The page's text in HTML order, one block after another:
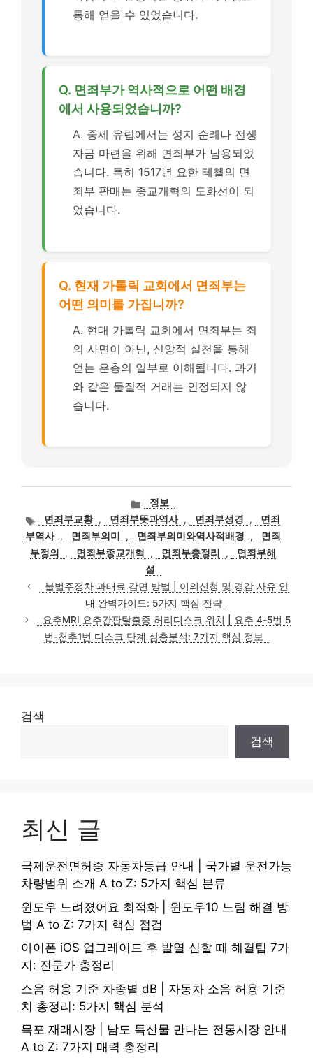
통해 얻을 수 있었습니다.
Q. 면죄부가 역사적으로 어떤 배경
에서 사용되었습니까?
A. 중세 유럽에서는 성지 순례나 전쟁
자금 마련을 위해 면죄부가 남용되었
습니다. 특히 1517년 요한 테첼의 면
죄부 판매는 종교개혁의 도화선이 되
었습니다.
Q. 현재 가톨릭 교회에서 면죄부는
어떤 의미를 가집니까?
A. 현대 가톨릭 교회에서 면죄부는 죄
의 사면이 아닌, 신앙적 실천을 통해
얻는 은총의 일부로 이해됩니다. 과거
와 같은 물질적 거래는 인정되지 않
습니다.
카
테
고
리
정보
태
그
면죄부교황 , 면죄부뜻과역사 , 면죄부성경 ,
면죄
부역사 , 면죄부의미 , 면죄부의미와역사적배경 ,
면죄
부정의
, 면죄부종교개혁 , 면죄부총정리 ,
면죄부해
설
불법주정차 과태료 감면 방법 | 이의신청 및 경감 사유 안
내 완벽가이드: 5가지 핵심 전략
요추MRI 요추간판탈출증 허리디스크 위치 | 요추 4-5번 5
번-천추1번 디스크 단계 심층분석: 7가지 핵심 정보
검색
검색
최신 글
국제운전면허증 자동차등급 안내 | 국가별 운전가능
차량범위 소개 A to Z: 5가지 핵심 분류
윈도우 느려졌어요 최적화 | 윈도우10 느림 해결 방
법 A to Z: 7가지 핵심 점검
아이폰 iOS 업그레이드 후 발열 심할 때 해결팁 7가
지: 전문가 총정리
소음 허용 기준 차종별 dB | 자동차 소음 허용 기준
치 총정리: 5가지 핵심 분석
목포 재래시장 | 남도 특산물 만나는 전통시장 안내
A to Z: 7가지 매력 총정리